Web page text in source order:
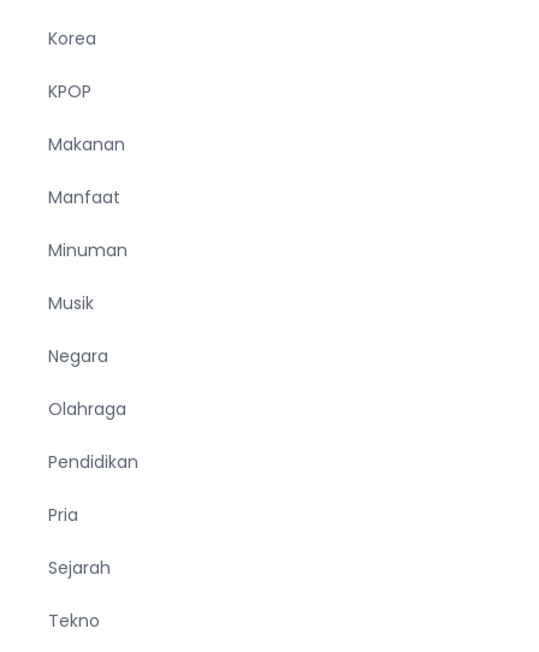
Korea
KPOP
Makanan
Manfaat
Minuman
Musik
Negara
Olahraga
Pendidikan
Pria
Sejarah
Tekno